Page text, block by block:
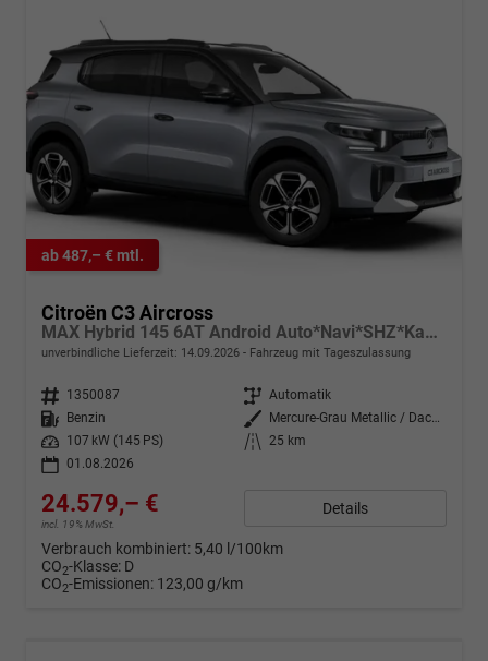
ab 487,– € mtl.
Citroën C3 Aircross
MAX Hybrid 145 6AT Android Auto*Navi*SHZ*Kamera*Totwinkel*Keyless*17"*Klimaauto
unverbindliche Lieferzeit: 14.09.2026 Fahrzeug mit Tageszulassung
Fahrzeugnr. 1350087 Getriebe Automatik
Kraftstoff
Benzin Außenfarbe
Mercure-Grau Metallic / Dach Schwarz
Leistung
107 kW (145 PS) Kilometerstand
25 km
01.08.2026
24.579,– €
incl. 19% MwSt.
Details
Verbrauch kombiniert: 5,40 l/100km
CO2-Klasse: D
CO2-Emissionen: 123,00 g/km